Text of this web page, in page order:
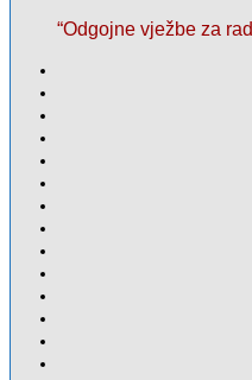
“Odgojne vježbe za